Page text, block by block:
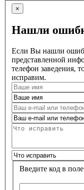
×
Нашли
Если Вы нашли
представленной
телефон заведения,
исправим.
Введите код в